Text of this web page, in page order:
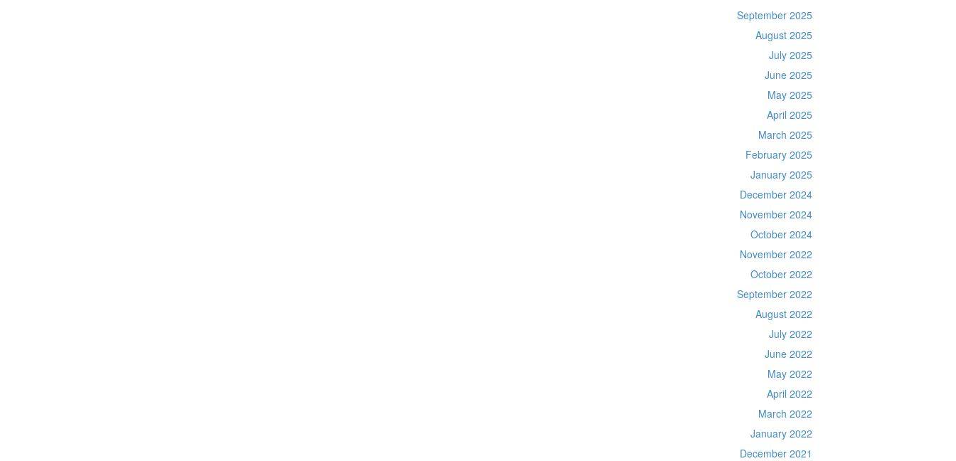
September 2025
August 2025
July 2025
June 2025
May 2025
April 2025
March 2025
February 2025
January 2025
December 2024
November 2024
October 2024
November 2022
October 2022
September 2022
August 2022
July 2022
June 2022
May 2022
April 2022
March 2022
January 2022
December 2021